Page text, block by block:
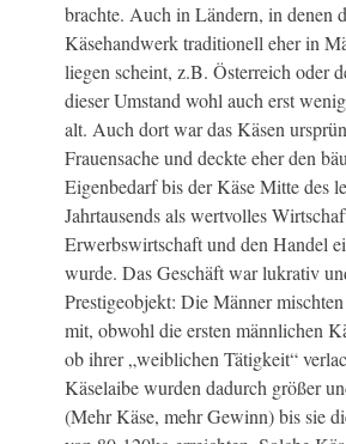
brachte. Auch in Ländern, in denen
Käsehandwerk traditionell eher in
liegen scheint, z.B. Österreich oder
dieser Umstand wohl auch erst
alt. Auch dort war das Käsen
Frauensache und deckte eher den
Eigenbedarf bis der Käse Mitte des
Jahrtausends als wertvolles
Erwerbswirtschaft und den Handel
wurde. Das Geschäft war lukrativ
Prestigeobjekt: Die Männer
mit, obwohl die ersten männlichen
ob ihrer „weiblichen Tätigkeit“
Käselaibe wurden dadurch größer
(Mehr Käse, mehr Gewinn) bis sie